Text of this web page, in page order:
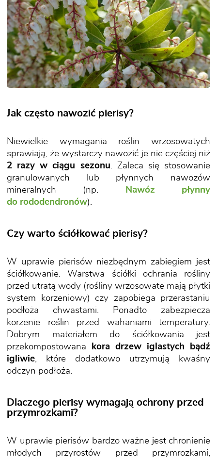
Jak często nawozić pierisy?
Niewielkie wymagania roślin wrzosowatych
sprawiają, że wystarczy nawozić je nie częściej niż
2 razy w ciągu sezonu. Zaleca się stosowanie
granulowanych lub płynnych nawozów
mineralnych (np.
Nawóz płynny
do rododendronów).
Czy warto ściółkować pierisy?
W uprawie pierisów niezbędnym zabiegiem jest
ściółkowanie. Warstwa ściółki ochrania rośliny
przed utratą wody (rośliny wrzosowate mają płytki
system korzeniowy) czy zapobiega przerastaniu
podłoża chwastami. Ponadto zabezpiecza
korzenie roślin przed wahaniami temperatury.
Dobrym materiałem do ściółkowania jest
przekompostowana
kora drzew iglastych bądź
igliwie, które dodatkowo utrzymują kwaśny
odczyn podłoża.
Dlaczego pierisy wymagają ochrony przed
przymrozkami?
W uprawie pierisów bardzo ważne jest chronienie
młodych przyrostów przed przymrozkami,